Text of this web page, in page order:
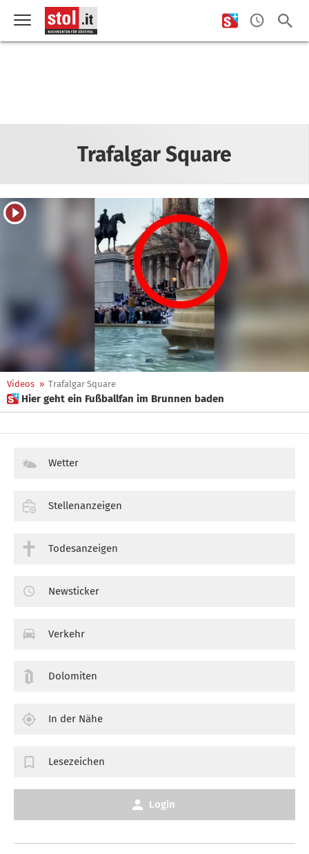
Trafalgar Square
Videos » Trafalgar Square
 Hier geht ein Fußballfan im Brunnen baden
Wetter
Stellenanzeigen
Todesanzeigen
Newsticker
Verkehr
Dolomiten
In der Nähe
Lesezeichen
Login